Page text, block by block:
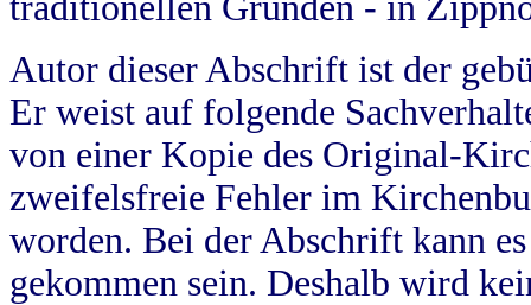
Autor dieser Abschrift ist der
Er weist auf folgende
von einer Kopie des Original-
zweifelsfreie Fehler im
worden. Bei der Abschrift kann
gekommen sein. Deshalb wird